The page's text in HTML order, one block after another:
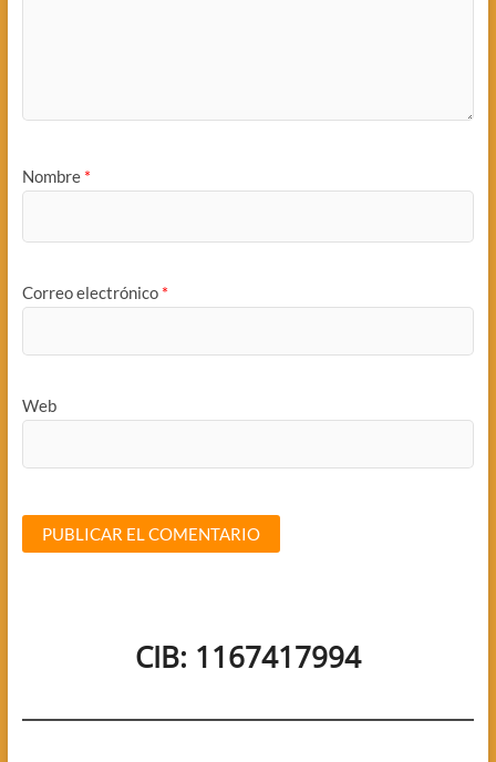
Nombre *
Correo electrónico *
Web
CIB: 1167417994